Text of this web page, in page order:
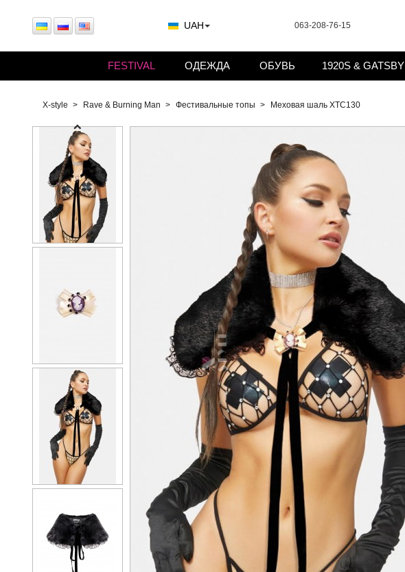
UAH 063-208-76-15
X-style Rave & Burning Man Фестивальные топы Меховая шаль XTC130
FESTIVAL ОДЕЖДА ОБУВЬ 1920S & GATSBY